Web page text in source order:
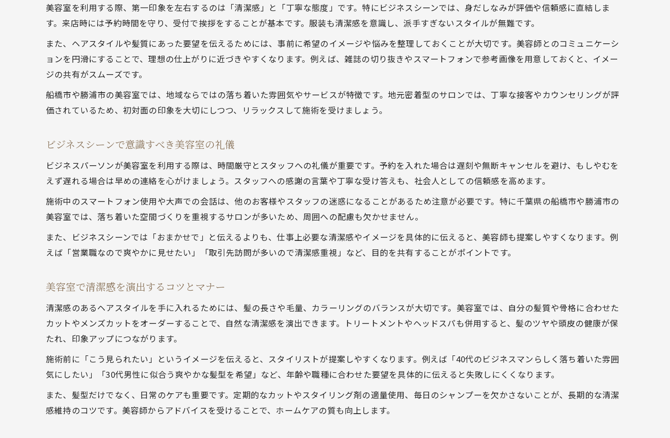
清潔感重視なら美容室の選び方も重要
美容室で清潔感のある髪型を叶える選び方
美容室選びで失敗しないメンズのポイント
美容室口コミやランキングの活用術
美容室で個室や快適設備を重視すべき理由
勝浦市や船橋市で学ぶ美容室エチケット
美容室で快適な時間を過ごすための配慮
美容室を賢く使う地域ごとのポイント
美容室での予約やコミュニケーション術
忙しい男性に最適な美容室活用術とは
美容室を効率よく利用する時短テクニック
美容室で忙しい男性向けサービスの活用法
美容室のメンズ向け施術で手間を省く方法
美容師との信頼関係を築く会話のコツ
美容室で美容師に伝えたい要望のまとめ方
美容室で信頼を深めるコミュニケーション術
美容室での会話が髪型満足度に直結する理由
美容室でやりにくい客にならない振る舞い
美容室を利用する際、第一印象を左右するのは「清潔感」と「丁寧な態度」です。特にビジネスシーンでは、身だしなみが評価や信頼感に直結しま
す。来店時には予約時間を守り、受付で挨拶をすることが基本です。服装も清潔感を意識し、派手すぎないスタイルが無難です。
また、ヘアスタイルや髪質にあった要望を伝えるためには、事前に希望のイメージや悩みを整理しておくことが大切です。美容師とのコミュニケーシ
ョンを円滑にすることで、理想の仕上がりに近づきやすくなります。例えば、雑誌の切り抜きやスマートフォンで参考画像を用意しておくと、イメー
ジの共有がスムーズです。
船橋市や勝浦市の美容室では、地域ならではの落ち着いた雰囲気やサービスが特徴です。地元密着型のサロンでは、丁寧な接客やカウンセリングが評
価されているため、初対面の印象を大切にしつつ、リラックスして施術を受けましょう。
ビジネスシーンで意識すべき美容室の礼儀
ビジネスパーソンが美容室を利用する際は、時間厳守とスタッフへの礼儀が重要です。予約を入れた場合は遅刻や無断キャンセルを避け、もしやむを
えず遅れる場合は早めの連絡を心がけましょう。スタッフへの感謝の言葉や丁寧な受け答えも、社会人としての信頼感を高めます。
施術中のスマートフォン使用や大声での会話は、他のお客様やスタッフの迷惑になることがあるため注意が必要です。特に千葉県の船橋市や勝浦市の
美容室では、落ち着いた空間づくりを重視するサロンが多いため、周囲への配慮も欠かせません。
また、ビジネスシーンでは「おまかせで」と伝えるよりも、仕事上必要な清潔感やイメージを具体的に伝えると、美容師も提案しやすくなります。例
えば「営業職なので爽やかに見せたい」「取引先訪問が多いので清潔感重視」など、目的を共有することがポイントです。
美容室で清潔感を演出するコツとマナー
清潔感のあるヘアスタイルを手に入れるためには、髪の長さや毛量、カラーリングのバランスが大切です。美容室では、自分の髪質や骨格に合わせた
カットやメンズカットをオーダーすることで、自然な清潔感を演出できます。トリートメントやヘッドスパも併用すると、髪のツヤや頭皮の健康が保
たれ、印象アップにつながります。
施術前に「こう見られたい」というイメージを伝えると、スタイリストが提案しやすくなります。例えば「40代のビジネスマンらしく落ち着いた雰囲
気にしたい」「30代男性に似合う爽やかな髪型を希望」など、年齢や職種に合わせた要望を具体的に伝えると失敗しにくくなります。
また、髪型だけでなく、日常のケアも重要です。定期的なカットやスタイリング剤の適量使用、毎日のシャンプーを欠かさないことが、長期的な清潔
感維持のコツです。美容師からアドバイスを受けることで、ホームケアの質も向上します。
ご予約はこちら
ご予約はこちら